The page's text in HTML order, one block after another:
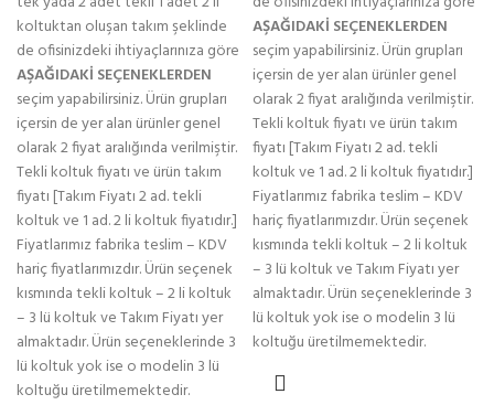
koltuktan oluşan takım şeklinde
de ofisinizdeki ihtiyaçlarınıza göre
AŞAĞIDAKİ SEÇENEKLERDEN
seçim yapabilirsiniz. Ürün grupları
içersin de yer alan ürünler genel
olarak 2 fiyat aralığında verilmiştir.
Tekli koltuk fiyatı ve ürün takım
fiyatı [Takım Fiyatı 2 ad. tekli
koltuk ve 1 ad. 2 li koltuk fiyatıdır.]
Fiyatlarımız fabrika teslim – KDV
hariç fiyatlarımızdır. Ürün seçenek
kısmında tekli koltuk – 2 li koltuk
– 3 lü koltuk ve Takım Fiyatı yer
almaktadır. Ürün seçeneklerinde 3
lü koltuk yok ise o modelin 3 lü
koltuğu üretilmemektedir.
AŞAĞIDAKİ SEÇENEKLERDEN
seçim yapabilirsiniz. Ürün grupları
içersin de yer alan ürünler genel
olarak 2 fiyat aralığında verilmiştir.
Tekli koltuk fiyatı ve ürün takım
fiyatı [Takım Fiyatı 2 ad. tekli
koltuk ve 1 ad. 2 li koltuk fiyatıdır.]
Fiyatlarımız fabrika teslim – KDV
hariç fiyatlarımızdır. Ürün seçenek
kısmında tekli koltuk – 2 li koltuk
– 3 lü koltuk ve Takım Fiyatı yer
almaktadır. Ürün seçeneklerinde 3
lü koltuk yok ise o modelin 3 lü
koltuğu üretilmemektedir.